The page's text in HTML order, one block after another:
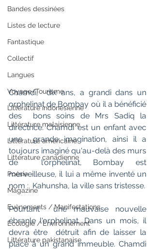
Bandes dessinées
Listes de lecture
Fantastique
Collectif
Langues
Voyage/Tourisme
Littérature indonésienne
Littérature malaisienne
Littérature américaine
Littérature canadienne
Poésie
Magazine
Evènements / Manifestations
Ecologie / Environnement
Littérature pakistanaise
Chamdi,  dix ans, a grandi dans un
orphelinat de Bombay où il a bénéficié
des  bons soins de Mrs Sadiq la
directrice. Chamdi est un enfant avec
une  grande imagination, ainsi il a
toujours imaginé qu'au-delà des murs
de  l'orphelinat, Bombay est
merveilleuse, il lui a même inventé un
nom :  Kahunsha, la ville sans tristesse.
Pourtant  une mauvaise nouvelle
ébranle l'orphelinat. Dans un mois, il
devra être  détruit afin de laisser la
place à un grand immeuble. Chamdi